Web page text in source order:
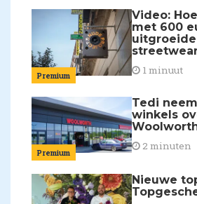
Premium
Video:
met 600
1 minuut
Premium
Tedi
winkels
2 minuten
Nieuwe